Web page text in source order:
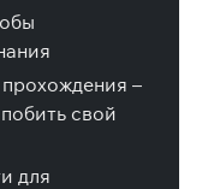
–
свой
для